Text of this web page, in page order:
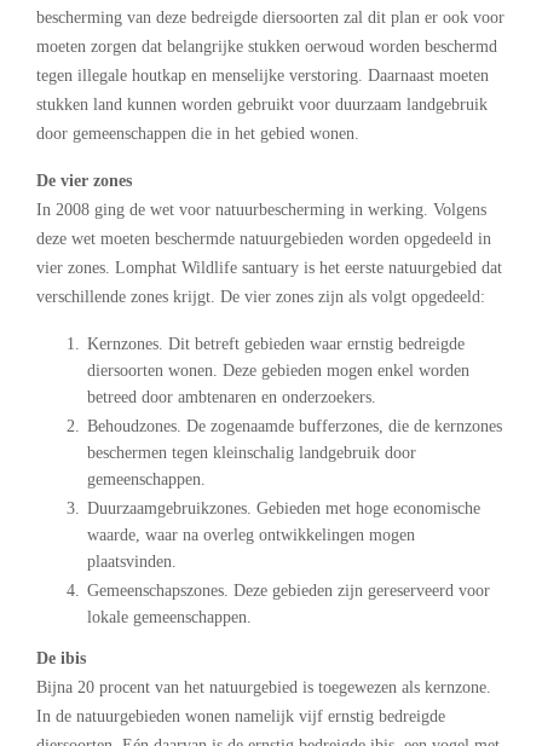
bescherming van deze bedreigde diersoorten zal dit plan er ook voor
moeten zorgen dat belangrijke stukken oerwoud worden beschermd
tegen illegale houtkap en menselijke verstoring. Daarnaast moeten
stukken land kunnen worden gebruikt voor duurzaam landgebruik
door gemeenschappen die in het gebied wonen.
De vier zones
In 2008 ging de wet voor natuurbescherming in werking. Volgens
deze wet moeten beschermde natuurgebieden worden opgedeeld in
vier zones. Lomphat Wildlife santuary is het eerste natuurgebied dat
verschillende zones krijgt. De vier zones zijn als volgt opgedeeld:
Kernzones. Dit betreft gebieden waar ernstig bedreigde
diersoorten wonen. Deze gebieden mogen enkel worden
betreed door ambtenaren en onderzoekers.
Behoudzones. De zogenaamde bufferzones, die de kernzones
beschermen tegen kleinschalig landgebruik door
gemeenschappen.
Duurzaamgebruikzones. Gebieden met hoge economische
waarde, waar na overleg ontwikkelingen mogen
plaatsvinden.
Gemeenschapszones. Deze gebieden zijn gereserveerd voor
lokale gemeenschappen.
De ibis
Bijna 20 procent van het natuurgebied is toegewezen als kernzone.
In de natuurgebieden wonen namelijk vijf ernstig bedreigde